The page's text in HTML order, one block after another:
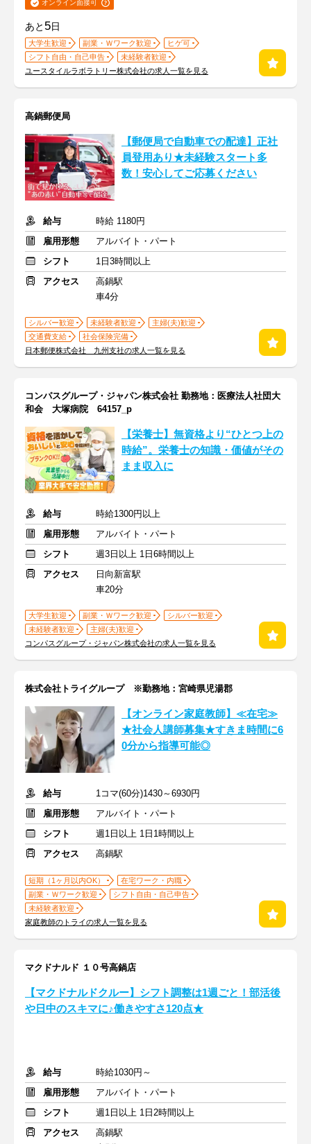
オンライン面接可
あと 5日
大学生歓迎 副業・Ｗワーク歓迎
ヒゲ可
シフト自由・自己申告
未経験者歓迎
ユースタイルラボラトリー株式会社の求人一覧を見る
高鍋郵便局
【郵便局で自動車での配達】正社
員登用あり★未経験スタート多
数！安心してご応募ください
給与
時給 1180円
雇用形態
アルバイト・パート
シフト
1日3時間以上
アクセス
高鍋駅
車4分
シルバー歓迎 未経験者歓迎
主婦(夫)歓迎
交通費支給
社会保険完備
日本郵便株式会社 九州支社の求人一覧を見る
コンパスグループ・ジャパン株式会社 勤務地：医療法人社団大
和会 大塚病院 64157_p
【栄養士】無資格より“ひとつ上の
時給”。栄養士の知識・価値がその
まま収入に
給与
時給1300円以上
雇用形態
アルバイト・パート
シフト
週3日以上 1日6時間以上
アクセス
日向新富駅
車20分
大学生歓迎 副業・Ｗワーク歓迎
シルバー歓迎
未経験者歓迎
主婦(夫)歓迎
コンパスグループ・ジャパン株式会社の求人一覧を見る
株式会社トライグループ ※勤務地：宮崎県児湯郡
【オンライン家庭教師】≪在宅≫
★社会人講師募集★すきま時間に6
0分から指導可能◎
給与
1コマ(60分)1430～6930円
雇用形態
アルバイト・パート
シフト
週1日以上 1日1時間以上
アクセス
高鍋駅
短期（1ヶ月以内OK）
在宅ワーク・内職
副業・Ｗワーク歓迎
シフト自由・自己申告
未経験者歓迎
家庭教師のトライの求人一覧を見る
マクドナルド １０号高鍋店
【マクドナルドクルー】シフト調整は1週ごと！部活後
や日中のスキマに♪働きやすさ120点★
給与
時給1030円～
雇用形態
アルバイト・パート
シフト
週1日以上 1日2時間以上
アクセス
高鍋駅